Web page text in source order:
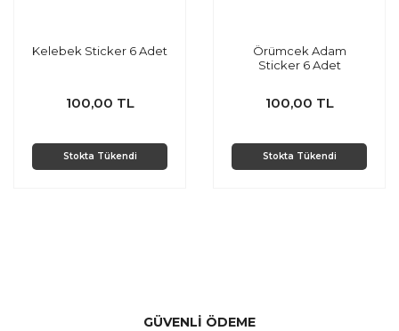
Kelebek Sticker 6 Adet
100,00 TL
Stokta Tükendi
Örümcek Adam
Sticker 6 Adet
100,00 TL
Stokta Tükendi
GÜVENLİ ÖDEME